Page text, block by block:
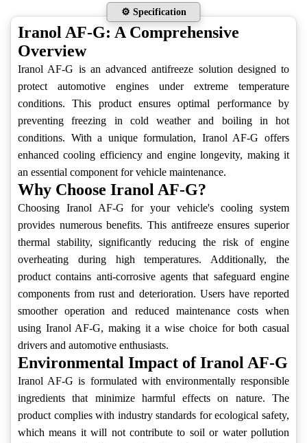
⚙️ Specification
Iranol AF-G: A Comprehensive
Overview
Iranol AF-G is an advanced antifreeze solution designed to
protect automotive engines under extreme temperature
conditions. This product ensures optimal performance by
preventing freezing in cold weather and boiling in hot
conditions. With a unique formulation, Iranol AF-G offers
enhanced cooling efficiency and engine longevity, making it
an essential component for vehicle maintenance.
Why Choose Iranol AF-G?
Choosing Iranol AF-G for your vehicle's cooling system
provides numerous benefits. This antifreeze ensures superior
thermal stability, significantly reducing the risk of engine
overheating during high temperatures. Additionally, the
product contains anti-corrosive agents that safeguard engine
components from rust and deterioration. Users have reported
smoother operation and reduced maintenance costs when
using Iranol AF-G, making it a wise choice for both casual
drivers and automotive enthusiasts.
Environmental Impact of Iranol AF-G
Iranol AF-G is formulated with environmentally responsible
ingredients that minimize harmful effects on nature. The
product complies with industry standards for ecological safety,
which means it will not contribute to soil or water pollution